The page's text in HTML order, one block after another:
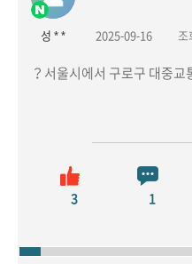
성 * * 2025-09-16 조
？서울시에서 구로구 대중교
3 1